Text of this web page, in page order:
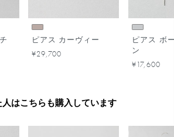
ピアス カーヴィー
¥29,700
ピアス ボ
ン
¥17,600
はこちらも購入しています